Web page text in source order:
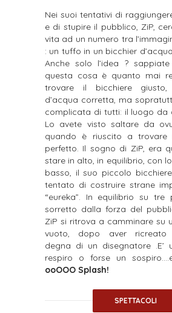
Nei suoi tentativi di
e di stupire il pubblico, ZiP,
vita ad un numero tra
: un tuffo in un bicchier
Anche solo l’idea ?
questa cosa è quanto mai
trovare il bicchiere
d’acqua corretta, ma
complicata di tutti: il luogo da
Lo avete visto saltare da
quando è riuscito a trovare
perfetto. Il sogno di ZiP, era
stare in alto, in equilibrio, con
basso, il suo piccolo
tentato di costruire strane
“eureka”. In equilibrio su tre
sorretto dalla forza del
ZiP si ritrova a camminare su
vuoto, dopo aver ricreato
degna di un disegnatore .E’
respiro o forse un
ooOOO Splash!
SPETTACOLI